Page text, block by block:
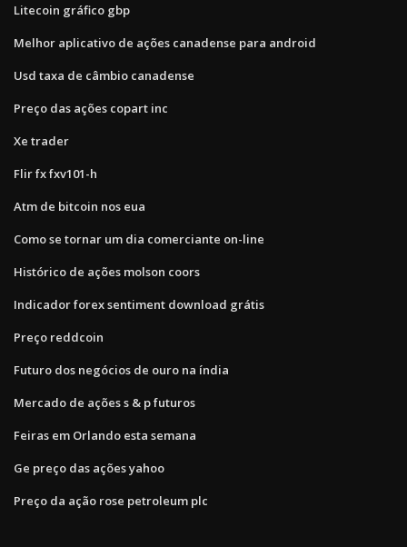
Litecoin gráfico gbp
Melhor aplicativo de ações canadense para android
Usd taxa de câmbio canadense
Preço das ações copart inc
Xe trader
Flir fx fxv101-h
Atm de bitcoin nos eua
Como se tornar um dia comerciante on-line
Histórico de ações molson coors
Indicador forex sentiment download grátis
Preço reddcoin
Futuro dos negócios de ouro na índia
Mercado de ações s & p futuros
Feiras em Orlando esta semana
Ge preço das ações yahoo
Preço da ação rose petroleum plc